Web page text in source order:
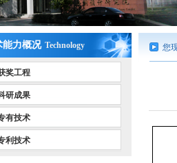
荣誉资质
事业部和分公司
能力概况 Technology
奖工程
研成果
有技术
利技术
您